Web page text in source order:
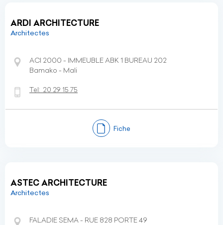
ARDI ARCHITECTURE
Architectes
ACI 2000 - IMMEUBLE ABK 1 BUREAU 202
Bamako - Mali
Tel: 20 29 15 75
Fiche
ASTEC ARCHITECTURE
Architectes
FALADIE SEMA - RUE 828 PORTE 49